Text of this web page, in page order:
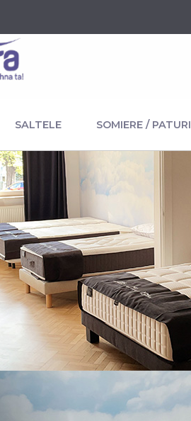
SALTELE SOMIERE / PATURI